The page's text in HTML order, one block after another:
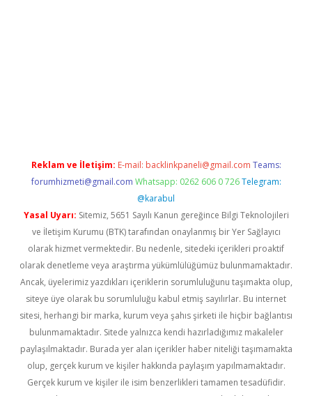
Reklam ve İletişim: E-mail: backlinkpaneli@gmail.com Teams:
forumhizmeti@gmail.com Whatsapp: 0262 606 0 726 Telegram:
@karabul
Yasal Uyarı: Sitemiz, 5651 Sayılı Kanun gereğince Bilgi Teknolojileri
ve İletişim Kurumu (BTK) tarafından onaylanmış bir Yer Sağlayıcı
olarak hizmet vermektedir. Bu nedenle, sitedeki içerikleri proaktif
olarak denetleme veya araştırma yükümlülüğümüz bulunmamaktadır.
Ancak, üyelerimiz yazdıkları içeriklerin sorumluluğunu taşımakta olup,
siteye üye olarak bu sorumluluğu kabul etmiş sayılırlar. Bu internet
sitesi, herhangi bir marka, kurum veya şahıs şirketi ile hiçbir bağlantısı
bulunmamaktadır. Sitede yalnızca kendi hazırladığımız makaleler
paylaşılmaktadır. Burada yer alan içerikler haber niteliği taşımamakta
olup, gerçek kurum ve kişiler hakkında paylaşım yapılmamaktadır.
Gerçek kurum ve kişiler ile isim benzerlikleri tamamen tesadüfidir.